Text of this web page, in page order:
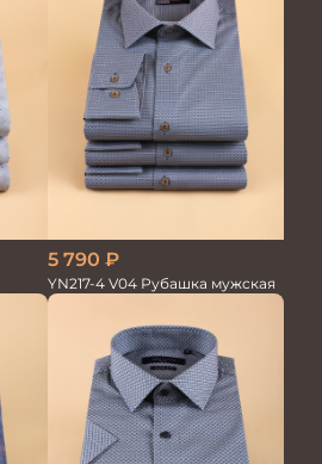
5 790 ₽
YN217-4 V04 Рубашка мужская